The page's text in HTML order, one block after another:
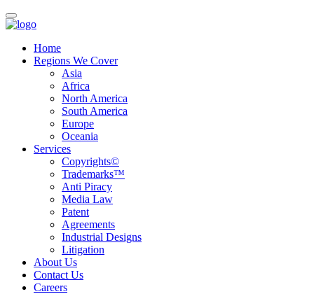
Home
Regions We Cover
Asia
Africa
North America
South America
Europe
Oceania
Services
Copyrights©
Trademarks™
Anti Piracy
Media Law
Patent
Agreements
Industrial Designs
Litigation
About Us
Contact Us
Careers